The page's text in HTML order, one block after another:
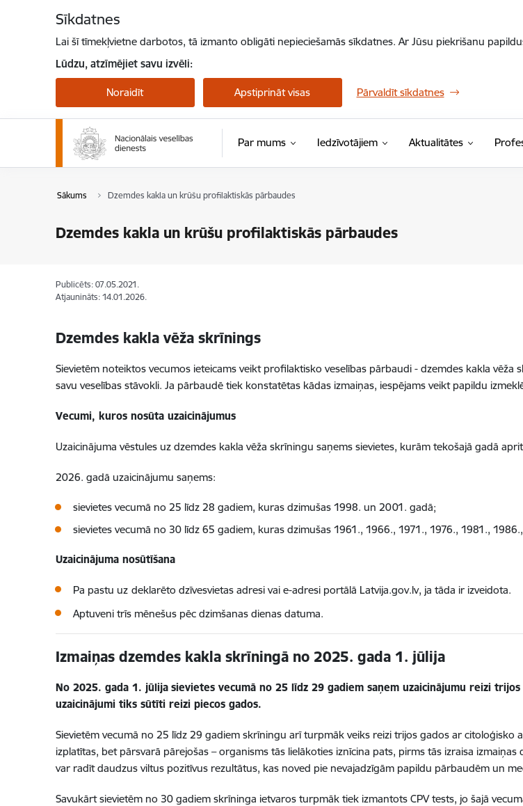
Sīkdatnes
Lai šī tīmekļvietne darbotos, tā izmanto obligāti nepieciešamās sīkdatnes. Ar Jūsu piekrišanu
Lūdzu, atzīmējiet savu izvēli:
Noraidīt Apstiprināt visas Pārvaldīt sīkdatnes
Par mums Iedzīvotājiem Aktualitātes
Sākums Dzemdes kakla un krūšu profilaktiskās pārbaudes
Dzemdes kakla un krūšu profilaktiskās pārbaudes
Publicēts: 07.05.2021.
Atjaunināts: 14.01.2026.
Dzemdes kakla vēža skrīnings
Sievietēm noteiktos vecumos ieteicams veikt profilaktisko veselības pārbaudi - dzemdes kakla
savu veselības stāvokli. Ja pārbaudē tiek konstatētas kādas izmaiņas, iespējams veikt papildu
Vecumi, kuros nosūta uzaicinājumus
Uzaicinājuma vēstules uz dzemdes kakla vēža skrīningu saņems sievietes, kurām tekošajā gadā
2026. gadā uzaicinājumu saņems:
sievietes vecumā no 25 līdz 28 gadiem, kuras dzimušas 1998. un 2001. gadā;
sievietes vecumā no 30 līdz 65 gadiem, kuras dzimušas 1961., 1966., 1971., 1976., 1981.,
Uzaicinājuma nosūtīšana
Pa pastu uz deklarēto dzīvesvietas adresi vai e-adresi portālā Latvija.gov.lv, ja tāda ir izveidota.
Aptuveni trīs mēnešus pēc dzimšanas dienas datuma.
Izmaiņas dzemdes kakla skrīningā no 2025. gada 1. jūlija
No 2025. gada 1. jūlija sievietes vecumā no 25 līdz 29 gadiem saņem uzaicinājumu reizi
uzaicinājumi tiks sūtīti reizi piecos gados.
Sievietēm vecumā no 25 līdz 29 gadiem skrīningu arī turpmāk veiks reizi trijos gados ar citoloģisko
izplatītas, bet pārsvarā pārejošas – organisms tās lielākoties iznīcina pats, pirms tās izraisa
var radīt daudzus viltus pozitīvus rezultātus, kas noved pie nevajadzīgām papildu pārbaudēm un
Savukārt sievietēm no 30 gadiem skrīninga ietvaros turpmāk tiek izmantots CPV tests, jo šajā